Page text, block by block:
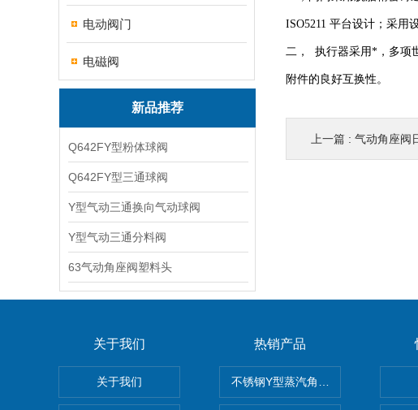
电动阀门
电磁阀
新品推荐
Q642FY型粉体球阀
Q642FY型三通球阀
Y型气动三通换向气动球阀
Y型气动三通分料阀
63气动角座阀塑料头
ISO5211 平台设计；采用
二， 执行器采用*，多项
附件的良好互换性。
上一篇 : 气动角座阀
关于我们
关于我们
热销产品
不锈钢Y型蒸汽角座阀